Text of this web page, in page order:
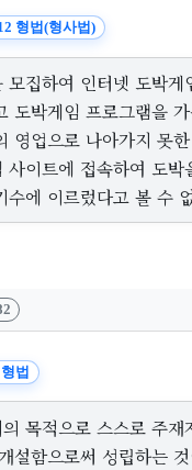
형법(형사법)
모집하여 인터넷 도박게
도박게임 프로그램을
영업으로 나아가지 못
사이트에 접속하여 도
수에 이르렀다고 볼 수
법
목적으로 스스로 주재
설함으로써 성립하는